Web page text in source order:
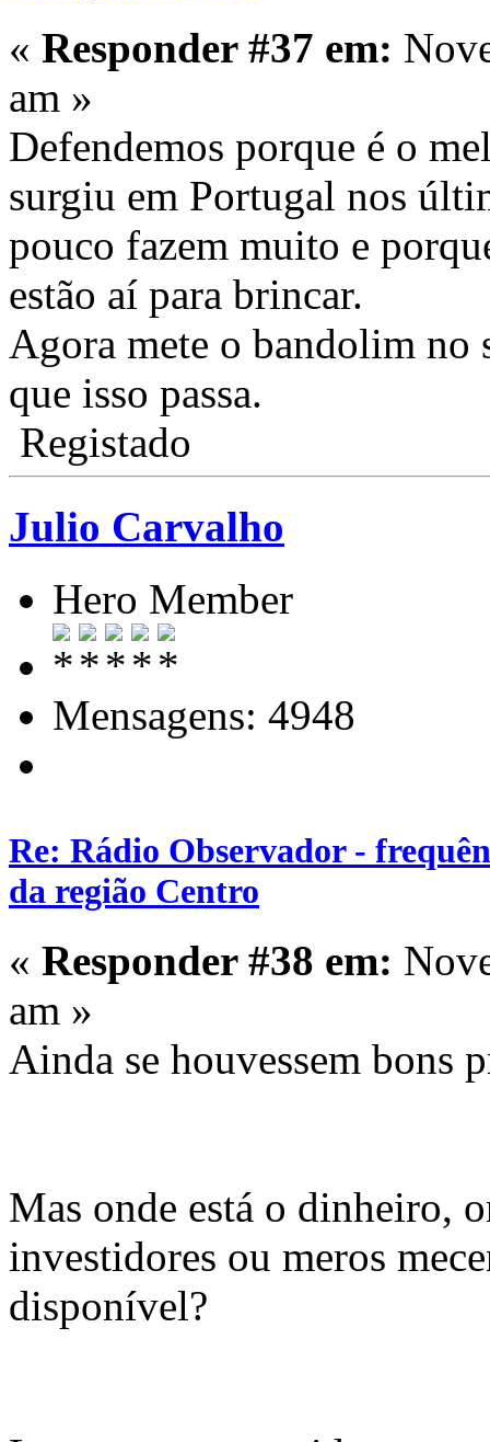
« Responder #37 em:
am »
Defendemos porque é o
surgiu em Portugal nos
pouco fazem muito e
estão aí para brincar.
Agora mete o bandolim no
que isso passa.
Registado
Julio Carvalho
Hero Member
Mensagens: 4948
Re: Rádio Observador -
da região Centro
« Responder #38 em:
am »
Ainda se houvessem bons
Mas onde está o dinheiro,
investidores ou meros
disponível?